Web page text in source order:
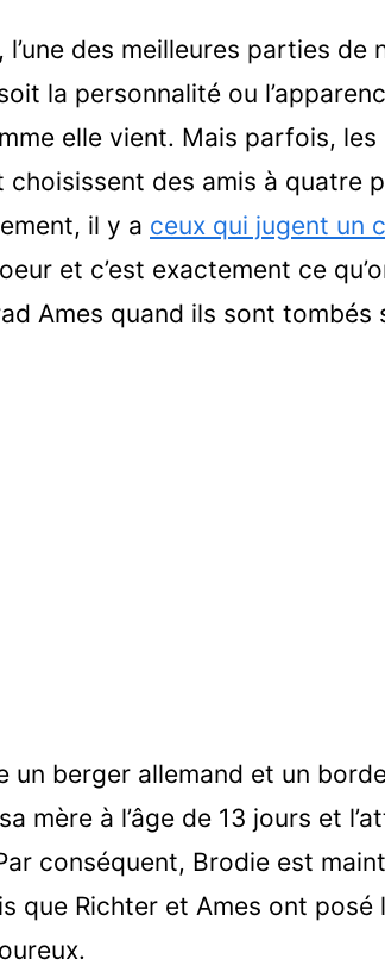
des meilleures parties de
la personnalité ou
elle vient. Mais parfois, les
choisissent des amis à quatre
il y a ceux qui jugent un
et c’est exactement ce
Ames quand ils sont tombés
berger allemand et un
mère à l’âge de 13 jours et
conséquent, Brodie est
que Richter et Ames ont posé